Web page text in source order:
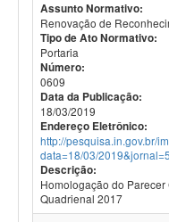
Assunto Normativo:
Renovação de
Tipo de Ato Normativo:
Portaria
Número:
0609
Data da Publicação:
18/03/2019
Endereço Eletrônico:
http://pesquisa.in.gov.br/
data=18/03/
Descrição:
Homologação do
Quadrienal 2017